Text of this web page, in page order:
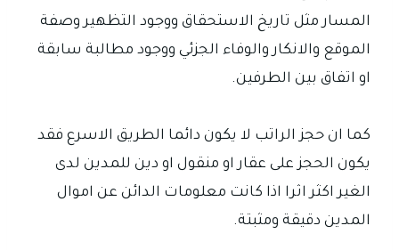
المسار مثل تاريخ الاستحقاق ووجود التظهير وصفة
الموقع والانكار والوفاء الجزئي ووجود مطالبة سابقة
او اتفاق بين الطرفين.
كما ان حجز الراتب لا يكون دائما الطريق الاسرع فقد
يكون الحجز على عقار او منقول او دين للمدين لدى
الغير اكثر اثرا اذا كانت معلومات الدائن عن اموال
المدين دقيقة ومثبتة.